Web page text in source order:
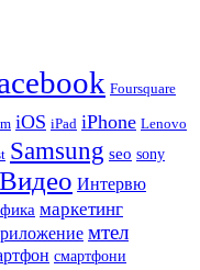
Foursquare
iOS iPad iPhone Lenovo
Samsung seo sony
Видео Интервю
маркетинг
мтел
смартфони